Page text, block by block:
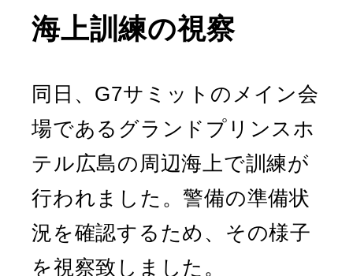
海上訓練の視察
同日、G7サミットのメイン会
場であるグランドプリンスホ
テル広島の周辺海上で訓練が
行われました。警備の準備状
況を確認するため、その様子
を視察致しました。